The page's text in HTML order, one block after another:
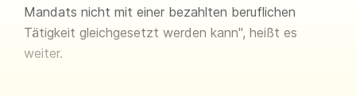
Mandats nicht mit einer bezahlten beruflichen
Tätigkeit gleichgesetzt werden kann", heißt es
weiter.